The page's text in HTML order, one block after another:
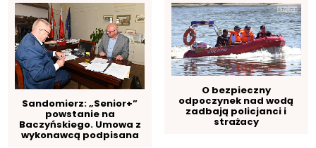
Sandomierz: „Senior+”
powstanie na
Baczyńskiego. Umowa z
wykonawcą podpisana
O bezpieczny
odpoczynek nad wodą
zadbają policjanci i
strażacy